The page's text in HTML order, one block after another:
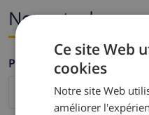
Nom et adresse
Prénom *
Ce site Web
cookies
Notre site Web
améliorer